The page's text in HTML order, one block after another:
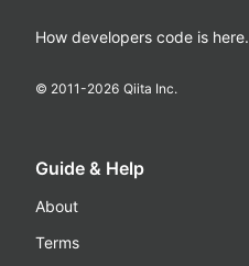
How developers code is here.
© 2011-2026 Qiita Inc.
Guide & Help
About
Terms